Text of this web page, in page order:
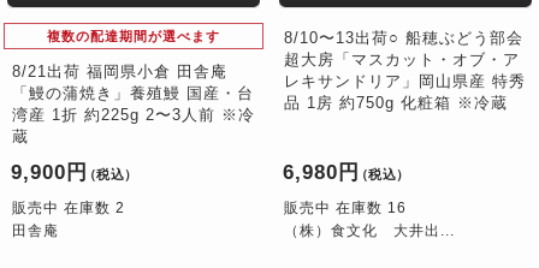
複数の配達期間が選べます
8/21出荷 福岡県小倉 田舎庵
「鰻の蒲焼き」養殖鰻 国産・台
湾産 1折 約225g 2〜3人前 ※冷
蔵
9,900円 （税込）
販売中 在庫数 2
田舎庵
8/10〜13出荷○ 船穂ぶどう部会
超大房「マスカット・オブ・ア
レキサンドリア」岡山県産 特秀
品 1房 約750g 化粧箱 ※冷蔵
6,980円 （税込）
販売中 在庫数 16
（株）食文化 大井出...